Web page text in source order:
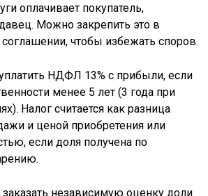
оплачивает покупатель,
Можно закрепить это в
чтобы избежать споров.
НДФЛ 13% с прибыли, если
менее 5 лет (3 года при
Налог считается как разница
и ценой приобретения или
если доля получена по
независимую оценку доли